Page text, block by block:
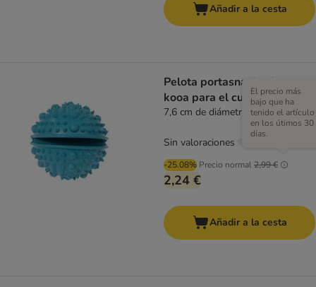
Añadir a la cesta
Pelota portasnacks de goma
kooa para el cuidado dental
7,6 cm de diámetro
-25.08% Precio normal2,99 €
El precio más
bajo que ha
tenido el artículo
en los útimos 30
días.
2,24 €
Sin valoraciones
Añadir a la cesta